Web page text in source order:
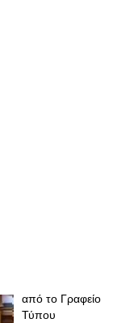
από το Γραφείο
Τύπου